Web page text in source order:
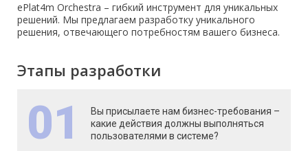
ePlat4m Orchestra – гибкий инструмент для уникальных
решений. Мы предлагаем разработку уникального
решения, отвечающего потребностям вашего бизнеса.
Этапы разработки
01
Вы присылаете нам бизнес-требования –
какие действия должны выполняться
пользователями в системе?